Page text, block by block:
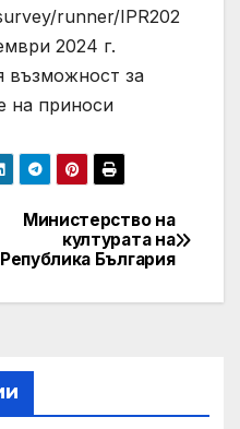
runner/IPR202
2024 г.
възможност за
на приноси
Министерство на
културата на
Република България